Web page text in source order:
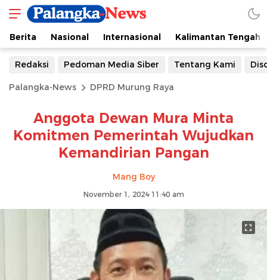
Berita Nasional Internasional Kalimantan Tengah
Redaksi Pedoman Media Siber Tentang Kami
Palangka-News DPRD Murung Raya
Anggota Dewan Mura Minta
Komitmen Pemerintah Wujudkan
Kemandirian Pangan
Mang Boy
November 1, 2024 11:40 am